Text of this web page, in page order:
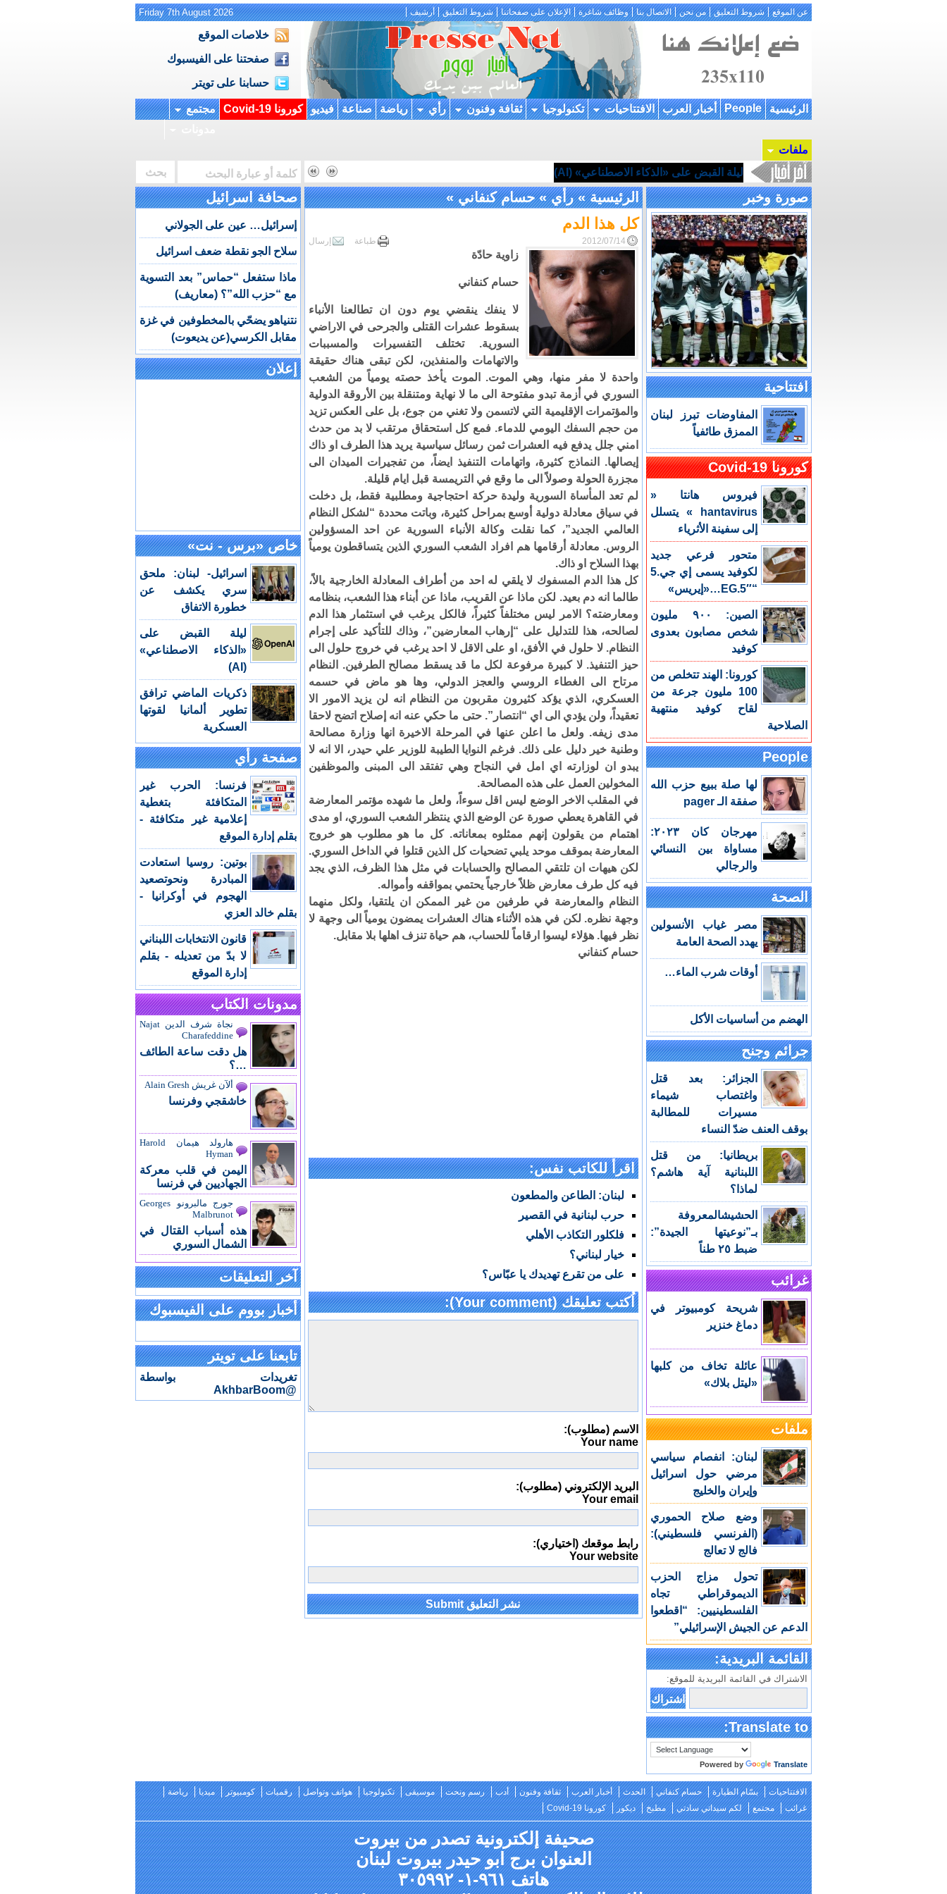
عن الموقع شروط التعليق من نحن الاتصال بنا وظائف شاغرة الإعلان على صفحاتنا شروط التعليق أرشيف Friday 7th August 2026
خلاصات الموقع
صفحتنا على الفيسبوك
حسابنا على تويتر
الرئيسية People أخبار العرب الافتتاحيات تكنولوجيا ثقافة وفنون رأي رياضة صناعة فيديو كورونا Covid-19
مجتمع
ملفات
ليلة القبض على «الذكاء الاصطناعي» (AI)
صورة وخبر
افتتاحية
المفاوضات تبرز لبنان
الممزق طائفياً
كورونا Covid-19
فيروس هانتا «
hantavirus » يتسلل
إلى سفينة الأثرياء
متحور فرعي جديد
لكوفيد يسمى إي جي.5
“EG.5″…«إيريس»
الصين: ٩٠٠ مليون
شخص مصابون بعدوى
كوفيد
كورونا: الهند تتخلص من
100 مليون جرعة من
لقاح كوفيد منتهية
الصلاحية
People
لها صلة ببيع حزب الله
صفقة الـ pager
مهرجان كان ٢٠٢٣:
مساواة بين النسائي
والرجالي
الصحة
مصر غياب الأنسولين
يهدد الصحة العامة
أوقات شرب الماء…
الهضم من أساسيات الأكل
جرائم وجنح
الجزائر: بعد قتل
واغتصاب شيماء
مسيرات للمطالبة
بوقف العنف ضدّ النساء
بريطانيا: من قتل
اللبنانية آية هاشم؟
لماذا؟
الحشيشالمعروفة
بـ”نوعيتها الجيدة”:
ضبط ٢٥ طناً
غرائب
شريحة كومبيوتر في
دماغ خنزير
عائلة تخاف من كلبها
«ليتل بلاك»
ملفات
لبنان: انفصام سياسي
مرضي حول اسرائيل
وإيران والخليج
وضع صلاح الحموري
(الفرنسي فلسطيني):
فالج لا تعالج
تحول مزاج الحزب
الديموقراطي تجاه
الفلسطينيين: “اقطعوا
الدعم عن الجيش الإسرائيلي”
القائمة البريدية:
الاشتراك في القائمة البريدية للموقع:
Translate to:
Powered by Translate
الرئيسية»رأي»حسام كنفاني»
كل هذا الدم
2012/07/14 إرسال طباعة
زاوية حادّة
حسام كنفاني
لا ينفك ينقضي يوم دون ان تطالعنا الأنباء
بسقوط عشرات القتلى والجرحى في الاراضي
السورية. تختلف التفسيرات والمسببات
والاتهامات والمنفذين، لكن تبقى هناك حقيقة
واحدة لا مفر منها، وهي الموت. الموت يأخذ حصته يومياً من الشعب
السوري في أزمة تبدو مفتوحة الى ما لا نهاية ومتنقلة بين الأروقة الدولية
والمؤتمرات الإقليمية التي لاتسمن ولا تغني من جوع، بل على العكس تزيد
من حجم السفك اليومي للدماء. فمع كل استحقاق مرتقب لا بد من حدث
امني جلل يدفع فيه العشرات ثمن رسائل سياسية يريد هذا الطرف او ذاك
إيصالها. النماذج كثيرة، واتهامات التنفيذ ايضاً، من تفجيرات الميدان الى
مجزرة الحولة وصولاً الى ما وقع في التريمسة قبل ايام قليلة.
لم تعد المأساة السورية وليدة حركة احتجاجية ومطلبية فقط، بل دخلت
في سياق معادلة دولية أوسع بمراحل كثيرة، وباتت محددة “لشكل النظام
العالمي الجديد”، كما نقلت وكالة الأنباء السورية عن احد المسؤولين
الروس. معادلة أرقامها هم افراد الشعب السوري الذين يتساقطون يومياً
بهذا السلاح او ذاك.
كل هذا الدم المسفوك لا يلقي له احد من أطراف المعادلة الخارجية بالاً،
طالما انه دم بعيد. لكن ماذا عن القريب، ماذا عن أبناء هذا الشعب، بنظامه
ومعارضته؟ الامر ليس مختلفاً كثيراً، فالكل يرغب في استثمار هذا الدم
لصالحه، هذا للتدليل على “إرهاب المعارضين”، وذاك للتأكيد على إجرام
النظام. لا حلول في الأفق، او على الاقل لا احد يرغب في خروج حلول الى
حيز التنفيذ. لا كبيرة مرفوعة لكل ما قد يسقط مصالح الطرفين. النظام
مرتاح الى الغطاء الروسي والعجز الدولي، وها هو ماض في حسمه
العسكري، الذي يؤكد كثيرون مقربون من النظام انه لن يزيد الامور الا
تعقيداً، ولن يؤدي الى اي “انتصار”. حتى ما حكي عنه انه إصلاح اتضح لاحقا
مدى زيفه. ولعل ما اعلن عنها في المرحلة الاخيرة انها وزارة مصالحة
وطنية خير دليل على ذلك. فرغم النوايا الطيبة للوزير علي حيدر، الا انه لا
يبدو ان لوزارته اي امل في النجاح وهي تفتقد الى المبنى والموظفين
المخولين العمل على هذه المصالحة.
في المقلب الاخر الوضع ليس اقل سوءاً، ولعل ما شهده مؤتمر المعارضة
في القاهرة يعطي صورة عن الوضع الذي ينتظر الشعب السوري، او مدى
اهتمام من يقولون إنهم ممثلوه بمعاناته. كل ما هو مطلوب هو خروج
المعارضة بموقف موحد يلبي تضحيات كل الذين قتلوا في الداخل السوري.
لكن هيهات ان تلتقي المصالح والحسابات في مثل هذا الظرف، الذي يجد
فيه كل طرف معارض ظلاً خارجياً يحتمي بمواقفه وأمواله.
النظام والمعارضة في طرفين من غير الممكن ان يلتقيا، ولكل منهما
وجهة نظره. لكن في هذه الأثناء هناك العشرات يمضون يومياً الى وجهة لا
نظر فيها. هؤلاء ليسوا ارقاماً للحساب، هم حياة تنزف اهلها بلا مقابل.
حسام كنفاني
اقرأ للكاتب نفس:
لبنان: الطاعن والمطعون
حرب لبنانية في القصير
فلكلور التكاذب الأهلي
خيار لبناني؟
على من تقرع تهديدك يا عبّاس؟
اُكتب تعليقك (Your comment):
الاسم (مطلوب):
Your name
البريد الإلكتروني (مطلوب):
Your email
رابط موقعك (اختياري):
Your website
Alternative:
صحافة اسرائيل
إسرائيل… عين على الجولاني
سلاح الجو نقطة ضعف اسرائيل
ماذا ستفعل “حماس” بعد التسوية
مع “حزب الله”؟ (معاريف)
نتنياهو يضحّي بالمخطوفين في غزة
مقابل الكرسي(عن يديعوت)
إعلان
خاص «برس - نت»
اسرائيل- لبنان: ملحق
سري يكشف عن
خطورة الاتفاق
ليلة القبض على
«الذكاء الاصطناعي»
(AI)
ذكريات الماضي ترافق
تطوير ألمانيا لقوتها
العسكرية
صفحة رأي
فرنسا: الحرب غير
المتكافئة بتغطية
إعلامية غير متكافئة -
بقلم إدارة الموقع
بوتين: روسيا استعادت
المبادرة ونحوتصعيد
الهجوم في أوكرانيا -
بقلم خالد العزي
قانون الانتخابات اللبناني
لا بدّ من تعديله - بقلم
إدارة الموقع
مدونات الكتاب
نجاة شرف الدين Najat
Charafeddine
هل دقت ساعة الطائف
…؟
ألآن غريش Alain Gresh
خاشقجي وفرنسا
هارولد هيمان Harold
Hyman
اليمن في قلب معركة
الجهاديين في فرنسا
جورج مالبرونو Georges
Malbrunot
هذه أسباب القتال في
الشمال السوري
آخر التعليقات
أخبار بووم على الفيسبوك
تابعنا على تويتر
تغريدات بواسطة
@AkhbarBoom
الافتتاحيات بسّام الطيارة حسام كنفاني الحدث أخبار العرب ثقافة وفنون أدب رسم ونحت موسيقى تكنولوجيا هواتف وتواصل رقميات كومبيوتر ميديا
رياضة
غرائب
مجتمع لكم سيداتي سادتي مطبخ ديكور كورونا Covid-19
صحيفة إلكترونية تصدر من بيروت
العنوان برج ابو حيدر بيروت لبنان
هاتف ٩٦١-١- ٣٠٥٩٩٢